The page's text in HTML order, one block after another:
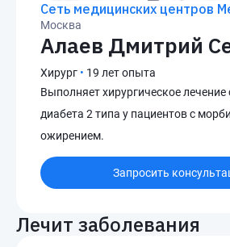
Сеть медицинских центров
Москва
Алаев Дмитрий
Хирург • 19 лет опыта
Выполняет хирургическое лечение
диабета 2 типа у пациентов с
ожирением.
Запросить
Лечит заболевания